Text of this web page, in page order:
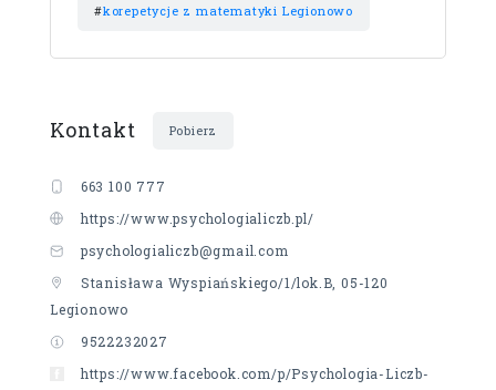
#korepetycje z matematyki Legionowo
Kontakt Pobierz
663 100 777
https://www.psychologialiczb.pl/
psychologialiczb@gmail.com
Stanisława Wyspiańskiego/1/lok.B, 05-120
Legionowo
9522232027
https://www.facebook.com/p/Psychologia-Liczb-